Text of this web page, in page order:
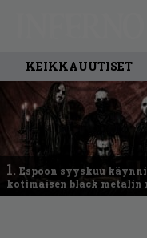
KEIKKAUUTISET
1. Espoon syyskuu
kotimaisen black metalin